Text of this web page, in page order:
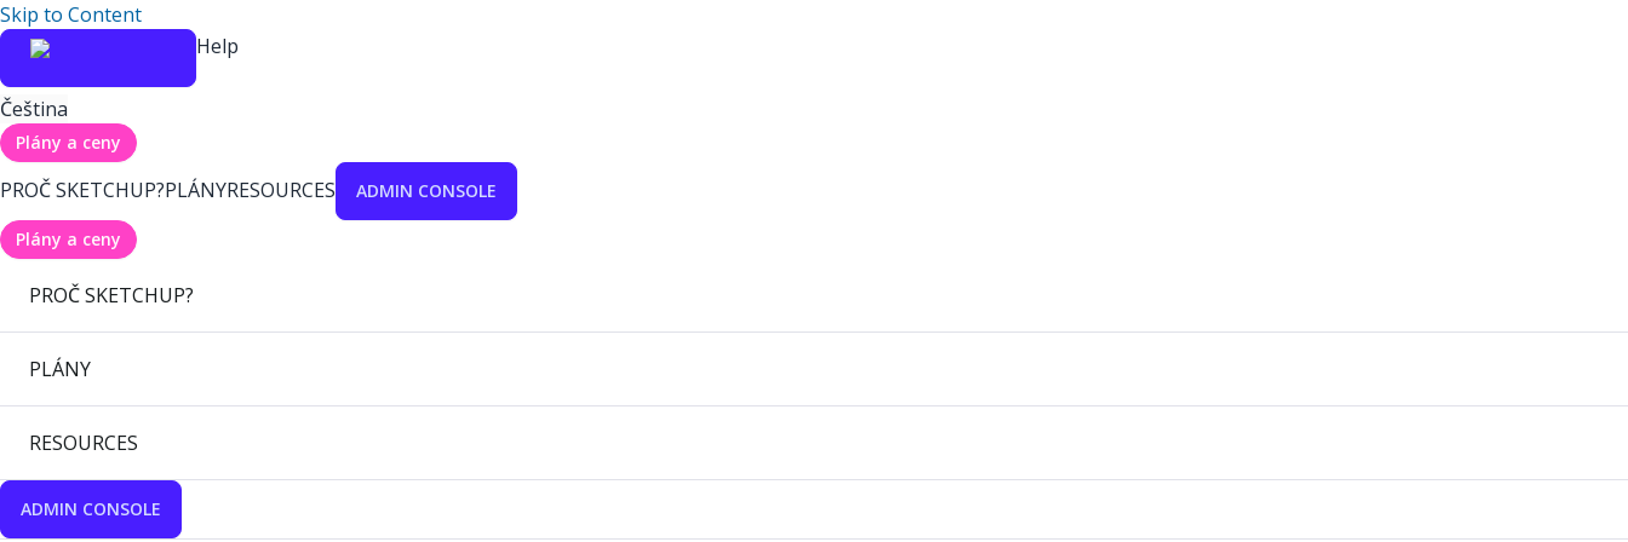
Skip to Content
Help
Čeština
Plány a ceny
PROČ SKETCHUP?PLÁNYRESOURCES ADMIN CONSOLE
Plány a ceny
PROČ SKETCHUP?
PLÁNY
RESOURCES
ADMIN CONSOLE